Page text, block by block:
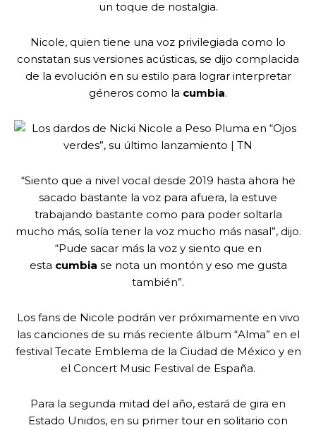
un toque de nostalgia.
Nicole, quien tiene una voz privilegiada como lo
constatan sus versiones acústicas, se dijo complacida
de la evolución en su estilo para lograr interpretar
géneros como la cumbia.
“Siento que a nivel vocal desde 2019 hasta ahora he
sacado bastante la voz para afuera, la estuve
trabajando bastante como para poder soltarla
mucho más, solía tener la voz mucho más nasal”, dijo.
“Pude sacar más la voz y siento que en
esta cumbia se nota un montón y eso me gusta
también”.
Los fans de Nicole podrán ver próximamente en vivo
las canciones de su más reciente álbum “Alma” en el
festival Tecate Emblema de la Ciudad de México y en
el Concert Music Festival de España.
Para la segunda mitad del año, estará de gira en
Estado Unidos, en su primer tour en solitario con